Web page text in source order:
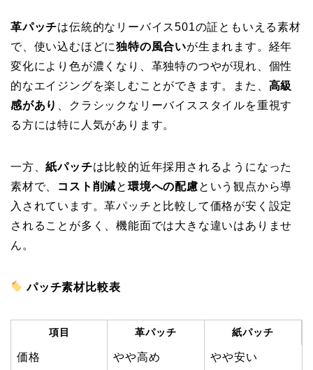
革パッチは伝統的なリーバイス501の証ともいえる素材
で、使い込むほどに独特の風合いが生まれます。経年
変化により色が濃くなり、革独特のつやが現れ、個性
的なエイジングを楽しむことができます。また、 高級
感があり
、クラシックなリーバイススタイルを重視す
る方には特に人気があります。
一方、紙パッチは比較的近年採用されるようになった
素材で、
コスト削減と環境への配慮という観点から導
入されています。革パッチと比較して価格が安く設定
されることが多く、機能面では大きな違いはありませ
ん。
パッチ素材比較表
項目 革パッチ 紙パッチ
価格 やや高め やや安い